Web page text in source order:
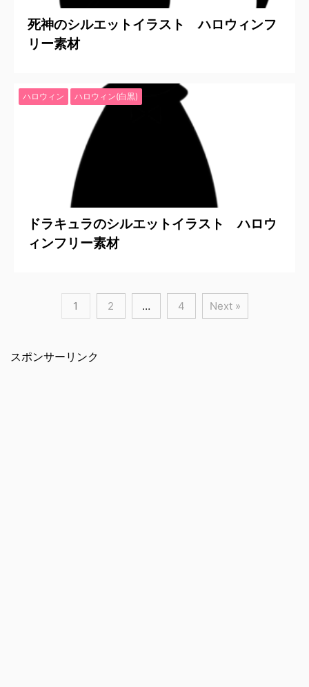
死神のシルエットイラスト ハロウィンフ
リー素材
ハロウィン ハロウィン(白黒)
ドラキュラのシルエットイラスト ハロウ
ィンフリー素材
1 2 … 4 Next »
スポンサーリンク